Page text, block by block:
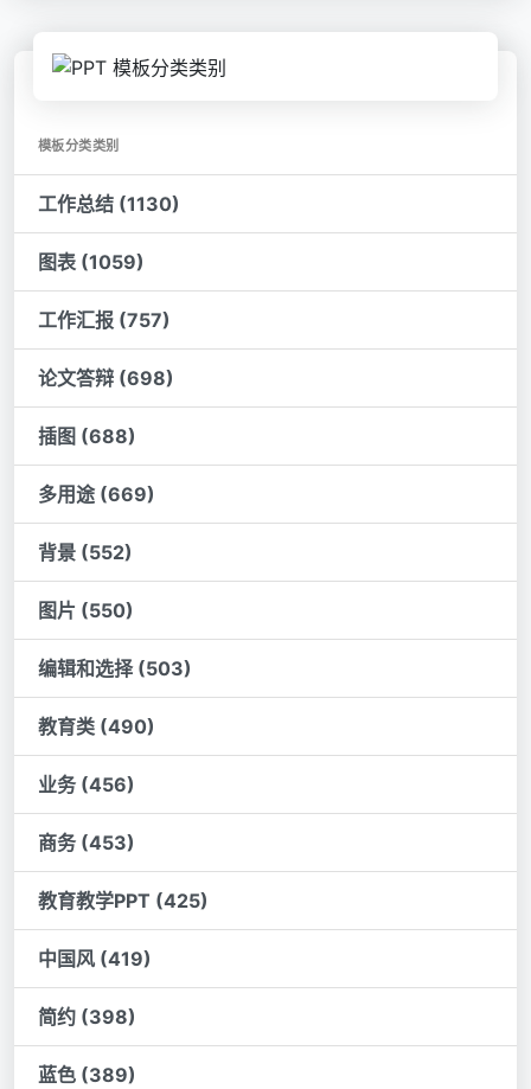
模板分类类别
工作总结 (1130)
图表 (1059)
工作汇报 (757)
论文答辩 (698)
插图 (688)
多用途 (669)
背景 (552)
图片 (550)
编辑和选择 (503)
教育类 (490)
业务 (456)
商务 (453)
教育教学PPT (425)
中国风 (419)
简约 (398)
蓝色 (389)